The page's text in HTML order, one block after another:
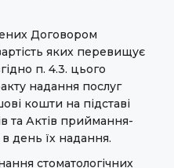
Договором
яких перевищує
п. 4.3. цього
надання послуг
кошти на підставі
та Актів приймання-
день їх надання.
стоматологічних